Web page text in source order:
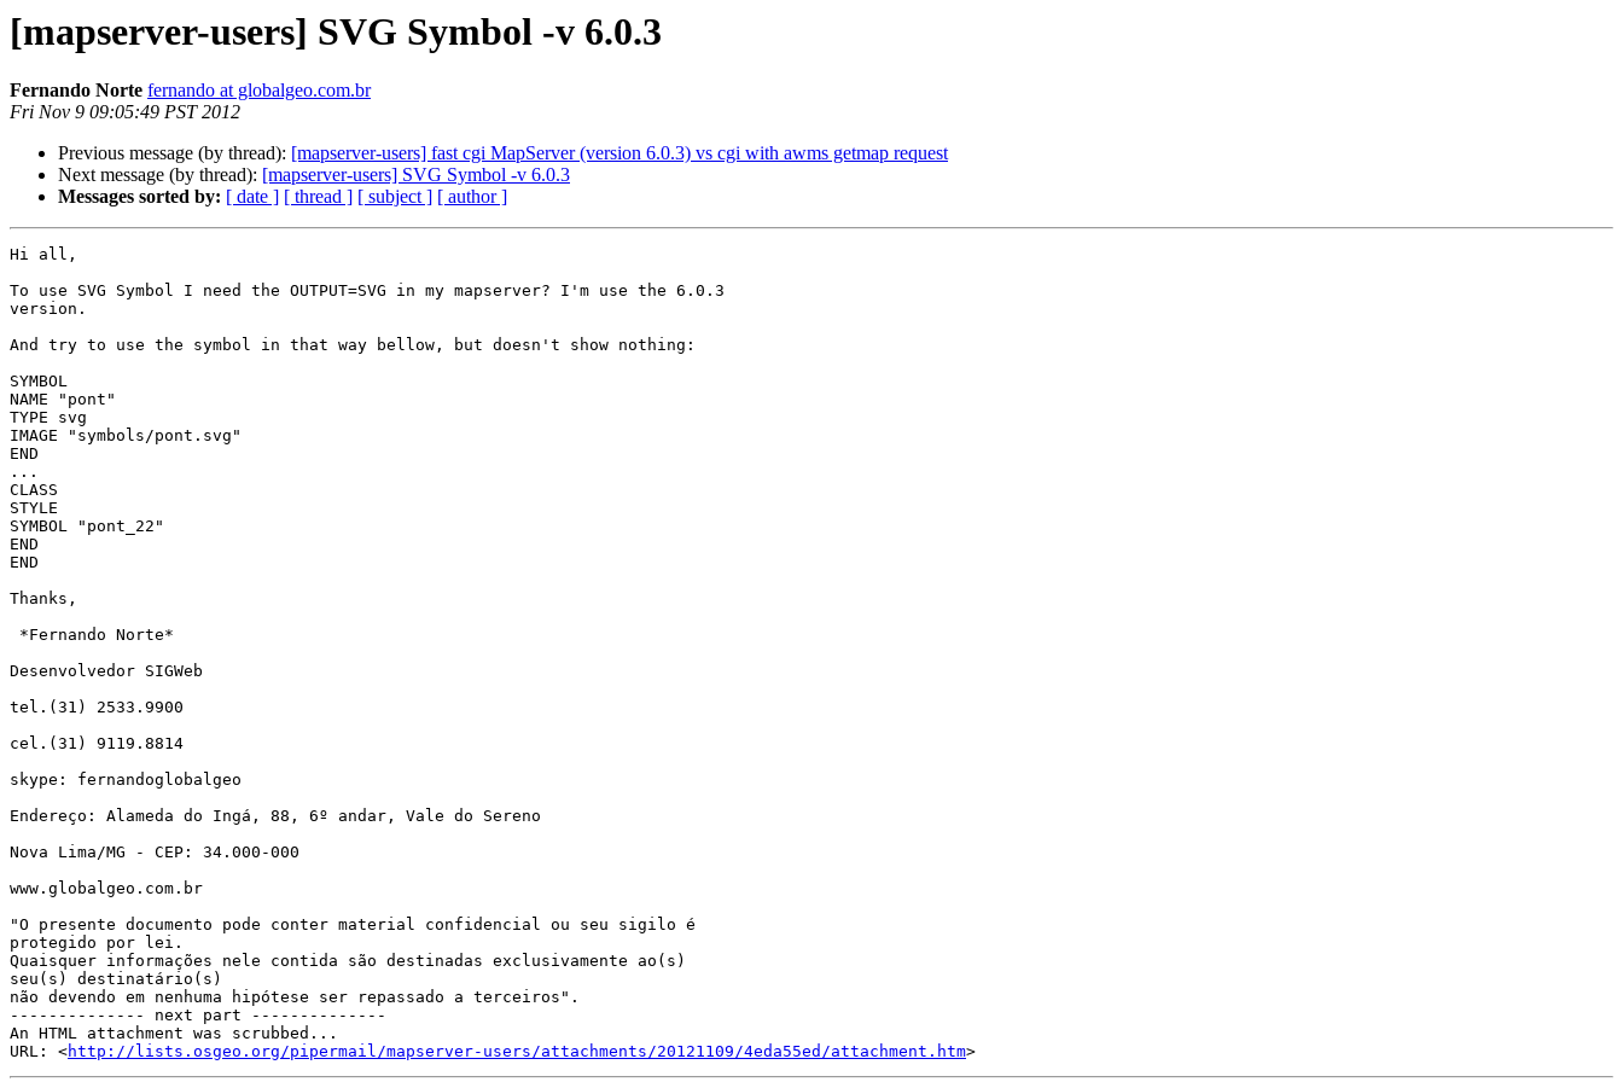
[mapserver-users] SVG Symbol -v 6.0.3
Fernando Norte fernando at globalgeo.com.br
Fri Nov 9 09:05:49 PST 2012
Previous message (by thread): [mapserver-users] fast cgi MapServer (version 6.0.3) vs cgi with awms getmap request
Next message (by thread): [mapserver-users] SVG Symbol -v 6.0.3
Messages sorted by: [ date ] [ thread ] [ subject ] [ author ]
Hi all,
To use SVG Symbol I need the OUTPUT=SVG in my mapserver? I'm use the 6.0.3
version.
And try to use the symbol in that way bellow, but doesn't show nothing:
SYMBOL
NAME "pont"
TYPE svg
IMAGE "symbols/pont.svg"
END
...
CLASS
STYLE
SYMBOL "pont_22"
END
END
Thanks,
Desenvolvedor SIGWeb
tel.(31) 2533.9900
cel.(31) 9119.8814
skype: fernandoglobalgeo
Endereço: Alameda do Ingá, 88, 6º andar, Vale do Sereno
Nova Lima/MG - CEP: 34.000-000
www.globalgeo.com.br
"O presente documento pode conter material confidencial ou seu sigilo é
protegido por lei.
Quaisquer informações nele contida são destinadas exclusivamente ao(s)
seu(s) destinatário(s)
não devendo em nenhuma hipótese ser repassado a terceiros".
-------------- next part --------------
An HTML attachment was scrubbed...
URL: <http://lists.osgeo.org/pipermail/mapserver-users/attachments/20121109/4eda55ed/attachment.htm